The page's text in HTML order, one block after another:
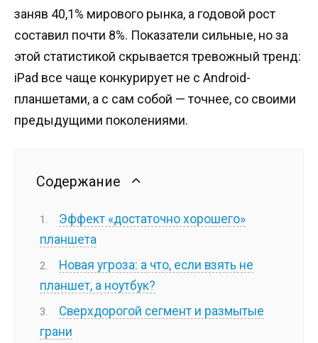
заняв 40,1% мирового рынка, а годовой рост
составил почти 8%. Показатели сильные, но за
этой статистикой скрывается тревожный тренд:
iPad все чаще конкурирует не с Android-
планшетами, а с сам собой — точнее, со своими
предыдущими поколениями.
Содержание
Эффект «достаточно хорошего»
планшета
Новая угроза: а что, если взять не
планшет, а ноутбук?
Сверхдорогой сегмент и размытые
грани